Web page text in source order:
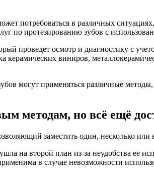
потребоваться в различных
по протезированию зубов с
проведет осмотр и диагностику с
керамических виниров,
могут применяться различные
методам, но всё ещё
заместить один, несколько или
на второй план из-за неудобства ее
в случае невозможности